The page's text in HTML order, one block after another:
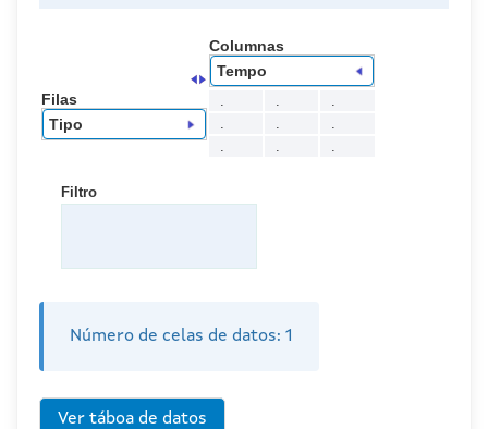
Columnas
Tempo
Filas
Tipo
Filtro
Número de celas de datos: 1